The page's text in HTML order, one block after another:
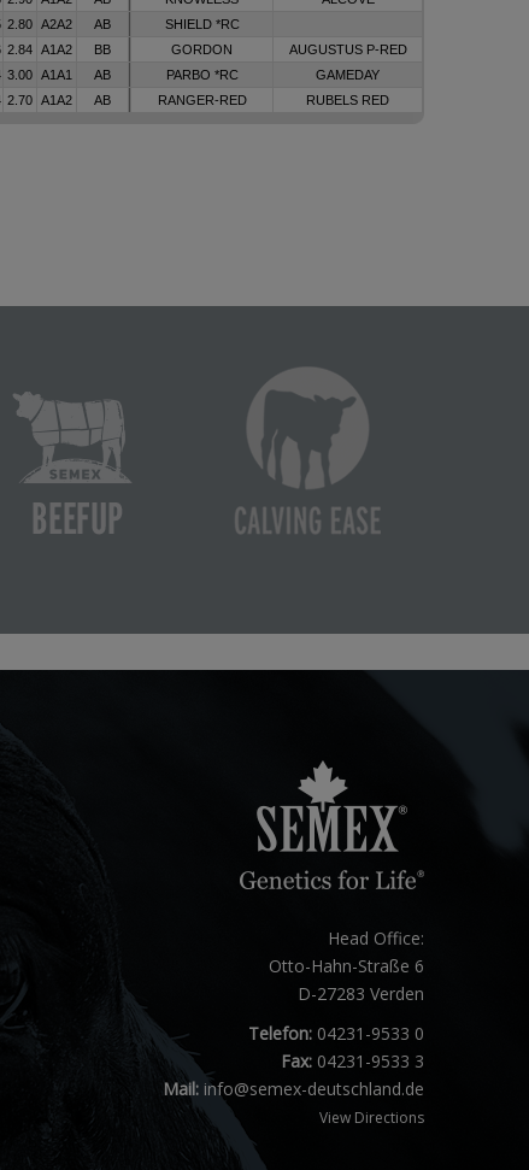
Head Office:
Otto-Hahn-Straße 6
D-27283 Verden
Telefon:04231-9533 0
Fax:04231-9533 3
Mail: info@semex-deutschland.de
View Directions